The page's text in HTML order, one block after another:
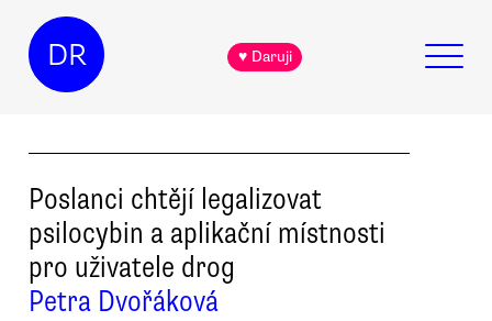
DR ♥ Daruji
Poslanci chtějí legalizovat
psilocybin a aplikační místnosti
pro uživatele drog
Petra Dvořáková